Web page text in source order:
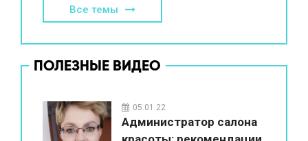
Все темы
ПОЛЕЗНЫЕ ВИДЕО
05.01.22
Администратор салона